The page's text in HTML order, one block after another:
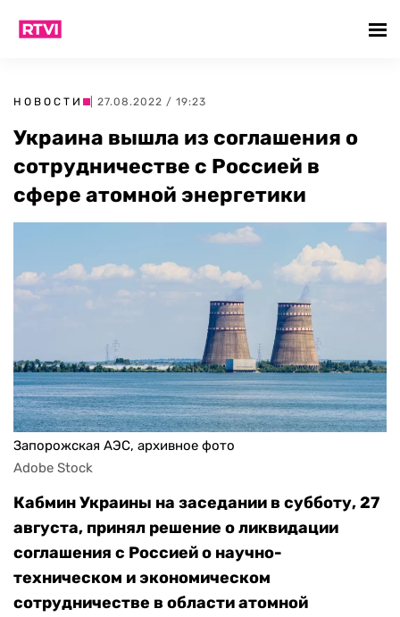
НОВОСТИ | 27.08.2022 / 19:23
Украина вышла из соглашения о
сотрудничестве с Россией в
сфере атомной энергетики
Запорожская АЭС, архивное фото
Adobe Stock
Кабмин Украины на заседании в субботу, 27
августа, принял решение о ликвидации
соглашения с Россией о научно-
техническом и экономическом
сотрудничестве в области атомной